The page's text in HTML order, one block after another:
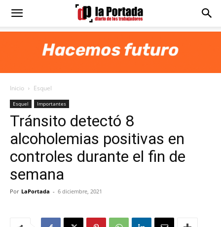
Diario
Portada
Inicio Esquel
Esquel Importantes
Tránsito detectó 8
alcoholemias positivas en
controles durante el fin de
semana
Por LaPortada - 6 diciembre, 2021